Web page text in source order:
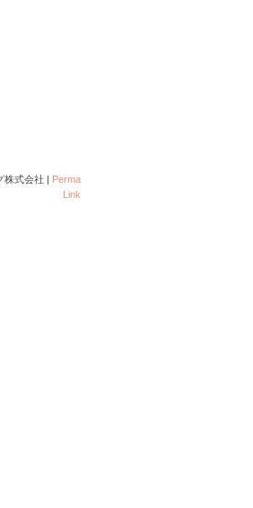
株式会社 | Perma
Link